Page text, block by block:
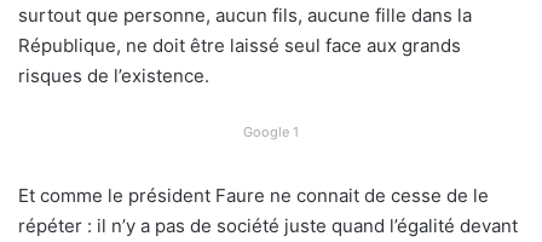
surtout que personne, aucun fils, aucune fille dans la
République, ne doit être laissé seul face aux grands
risques de l’existence.
Google 1
Et comme le président Faure ne connait de cesse de le
répéter : il n’y a pas de société juste quand l’égalité devant